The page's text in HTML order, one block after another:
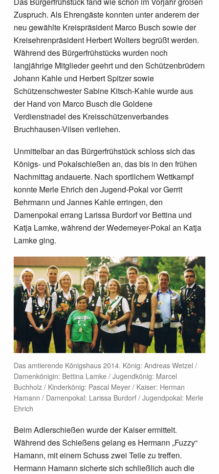
Zuspruch. Als Ehrengäste konnten unter anderem der
neu gewählte Kreispräsident Marco Busch sowie der
Kreisehrenpräsident Herbert Wolters begrüßt werden.
Während des Bürgerfrühstücks wurden noch
langjährige Mitglieder geehrt und den Schützenbrüdern
Johann Kahle und Herbert Spitzer sowie
Schützenschwester Sabine Kitsch-Kahle wurde aus
der Hand von Marco Busch die Goldene
Verdienstnadel des Kreisschützenverbandes
Bruchhausen-Vilsen verliehen.
Unmittelbar an das Bürgerfrühstück schloss sich das
Königs- und Pokalschießen an, das bis in den frühen
Nachmittag andauerte. Nach sportlichem Wettkampf
konnte Merle Ehrich den Jugend-Pokal vor Gerrit
Behrmann und Jannes Kahle erringen, den
Damenpokal errang Larissa Burdorf vor Bettina und
Katja Lamke, während der Wedemeyer-Pokal an Katja
Lamke ging.
Das amtierende Königshaus 2014. König: Andreas Wetzel /
Damenkönigin: Bettina Lamke / Jugendkönig: Marcel
Buchholz / Kinderkönig: Pascal Meyer / Kaiser: Herman
Hamann / Damenpokal: Larissa Burdorf / Jugendpokal: Merle
Ehrich
Beim Adlerschießen wurde der Kaiser ermittelt.
Während des Schießens gelang es Hermann „Fuzzy“
Hamann, mit einem Schuss zwei Teile zu treffen.
Hermann Hamann sicherte sich schließlich auch die